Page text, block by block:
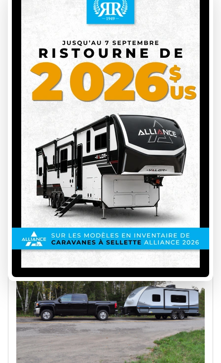
Étape 3 — Avoir recours aux services d’entreposage extérieur
Notre cour est grande, l’entreposage y est réglementaire, et
nos voisins ont l’habitude d’avoir la vue sur une tonne de
roulottes! Pour le plus grand bonheur de votre paix d’esprit,
profitez de nosservices d’entreposage extérieur pour les VR
et les roulottes, et pensez à autre chose jusqu’au printemps.
D’ici là, on s’occupe de tout.
Roulottes Rémillard, l’expert de la situation
Besoin de conseils? Notre équipe en a une foule pour vous, et
on vous garde juste les meilleurs!Communiquez avec nous
dès aujourd’hui et mettez-nous au défi. Nous pouvons vous
aider à tirer le meilleur de chaque situation.